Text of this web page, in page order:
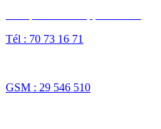
Tél : 70 73 16 71
GSM : 29 546 510